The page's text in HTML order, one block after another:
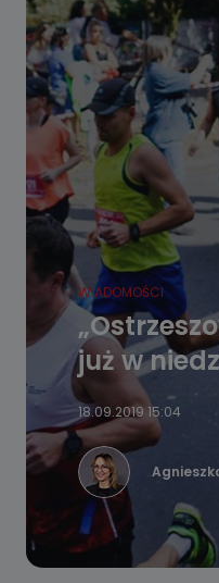
WIADOMOŚCI
już w
18.09.2019 15:04